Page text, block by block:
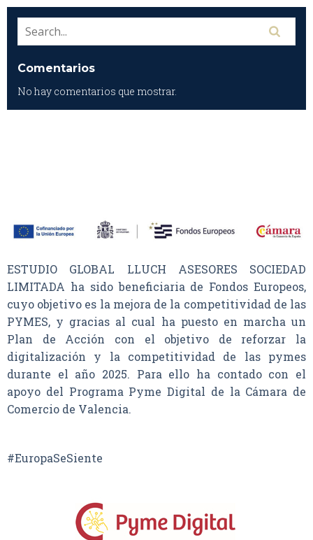
Comentarios
No hay comentarios que mostrar.
ESTUDIO GLOBAL LLUCH ASESORES SOCIEDAD
LIMITADA ha sido beneficiaria de Fondos Europeos,
cuyo objetivo es la mejora de la competitividad de las
PYMES, y gracias al cual ha puesto en marcha un
Plan de Acción con el objetivo de reforzar la
digitalización y la competitividad de las pymes
durante el año 2025. Para ello ha contado con el
apoyo del Programa Pyme Digital de la Cámara de
Comercio de Valencia.
#EuropaSeSiente